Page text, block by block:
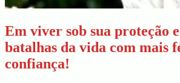
Em viver sob sua proteção
batalhas da vida com mais
confiança!